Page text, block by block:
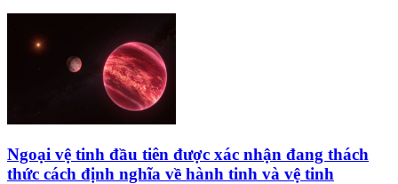
Ngoại vệ tinh đầu tiên được xác nhận đang thách
thức cách định nghĩa về hành tinh và vệ tinh